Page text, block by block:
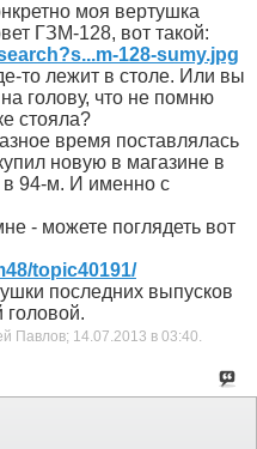
моя вертушка
ГЗМ-128, вот такой:
128-sumy.jpg
то лежит в столе. Или вы
голову, что не помню
стояла?
время поставлялась
новую в магазине в
в 94-м. И именно с
- можете поглядеть вот
topic40191/
последних выпусков
головой.
Павлов; 14.07.2013 в 03:40.